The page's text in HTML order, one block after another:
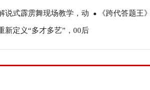
说式霹雳舞现场教学，动
忆
● 《跨代答题王
新定义“多才多艺”，00后